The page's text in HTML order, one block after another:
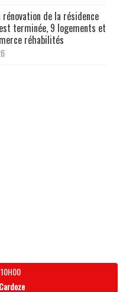
rénovation de la résidence
terminée, 9 logements et
réhabilités
10H00